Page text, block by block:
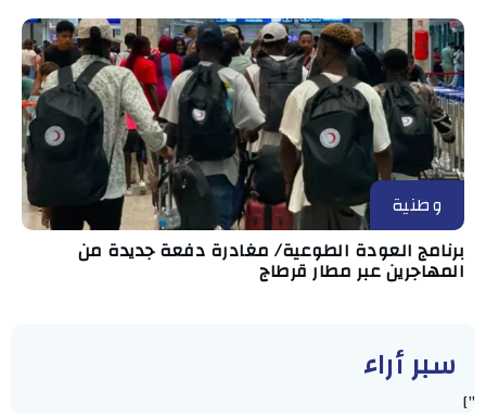
وطنية
برنامج العودة الطوعية/ مغادرة دفعة جديدة من
المهاجرين عبر مطار قرطاج
سبر أراء
"]